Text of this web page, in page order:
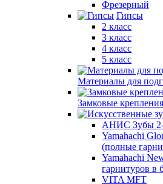
Фрезерный
Гипсы
2 класс
3 класс
4 класс
5 класс
Материалы для
Замковые
АНИС Зубы 2-
Yamahachi
(полные
Yamahachi
гарнитуров в
VITA MFT